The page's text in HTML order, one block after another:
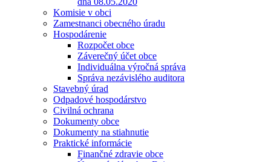
Komisie v obci
Zamestnanci obecného úradu
Hospodárenie
Rozpočet obce
Záverečný účet obce
Individuálna výročná správa
Správa nezávislého auditora
Stavebný úrad
Odpadové hospodárstvo
Civilná ochrana
Dokumenty obce
Dokumenty na stiahnutie
Praktické informácie
Finančné zdravie obce